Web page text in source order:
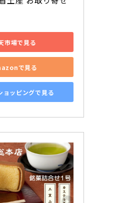
市場で見る
で見る
ッピングで見る